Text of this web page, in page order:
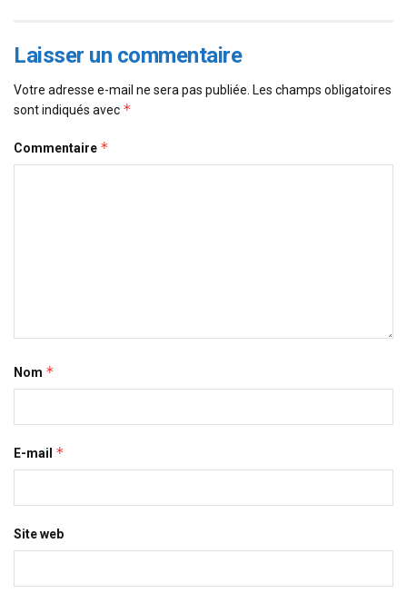
Laisser un commentaire
Votre adresse e-mail ne sera pas publiée. Les champs obligatoires
sont indiqués avec *
Commentaire *
Nom *
E-mail *
Site web